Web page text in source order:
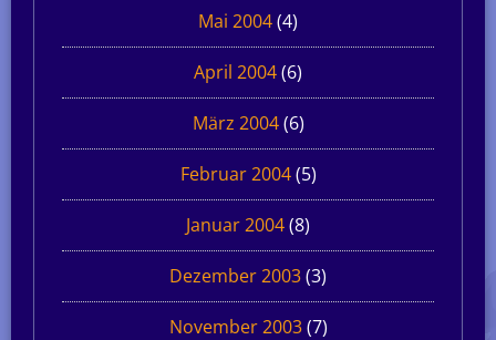
Mai 2004(4)
April 2004(6)
März 2004(6)
Februar 2004(5)
Januar 2004(8)
Dezember 2003(3)
November 2003(7)